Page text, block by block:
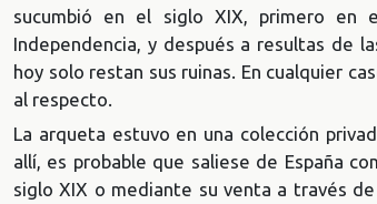
sucumbió en el siglo XIX, primero en
Independencia, y después a resultas de
hoy solo restan sus ruinas. En cualquier
al respecto.
La arqueta estuvo en una colección
allí, es probable que saliese de España
siglo XIX o mediante su venta a través